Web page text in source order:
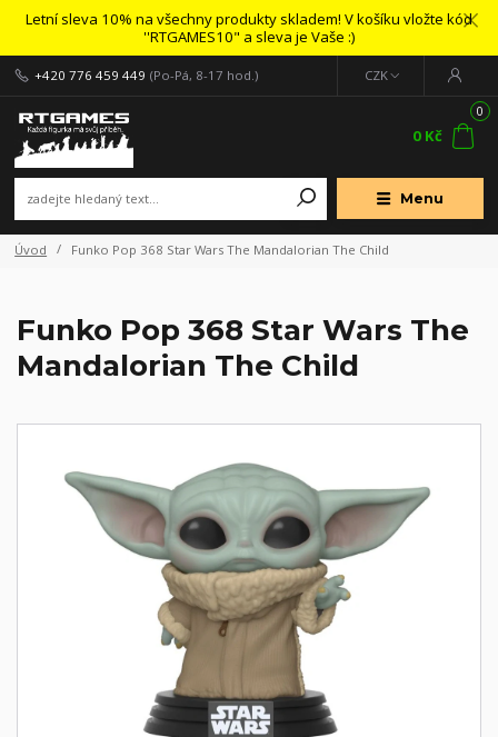
Letní sleva 10% na všechny produkty skladem! V košíku vložte kód
''RTGAMES10" a sleva je Vaše :)
Menu
CZK
+420 776 459 449 (Po-Pá, 8-17 hod.)
0
0 Kč
Úvod Funko Pop 368 Star Wars The Mandalorian The Child
Funko Pop 368 Star Wars The
Mandalorian The Child